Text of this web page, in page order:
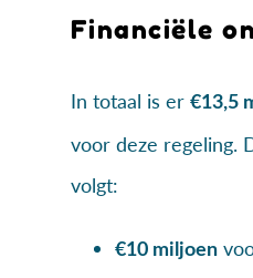
Financiële
In totaal is er €13,5
voor deze regeling.
volgt:
€10 miljoen